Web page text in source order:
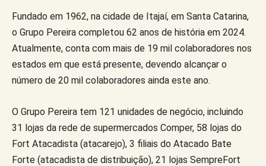
Fundado em 1962, na cidade de Itajaí, em Santa Catarina,
o Grupo Pereira completou 62 anos de história em 2024.
Atualmente, conta com mais de 19 mil colaboradores nos
estados em que está presente, devendo alcançar o
número de 20 mil colaboradores ainda este ano.
O Grupo Pereira tem 121 unidades de negócio, incluindo
31 lojas da rede de supermercados Comper, 58 lojas do
Fort Atacadista (atacarejo), 3 filiais do Atacado Bate
Forte (atacadista de distribuição), 21 lojas SempreFort